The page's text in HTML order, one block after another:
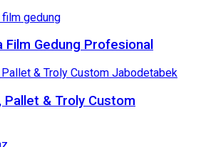
Film Gedung Profesional
Pallet & Troly Custom